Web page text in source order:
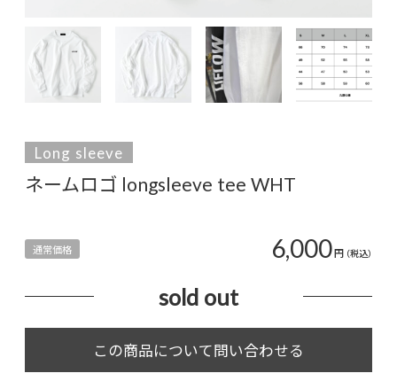
Long sleeve
ネームロゴ longsleeve tee WHT
通常価格 6,000円 （税込）
sold out